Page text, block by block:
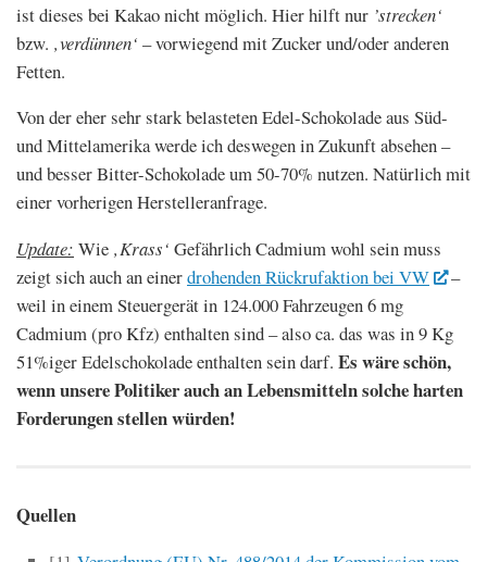
ist dieses bei Kakao nicht möglich. Hier hilft nur ’strecken‘
bzw. ‚verdünnen‘ – vorwiegend mit Zucker und/oder anderen
Fetten.
Von der eher sehr stark belasteten Edel-Schokolade aus Süd-
und Mittelamerika werde ich deswegen in Zukunft absehen –
und besser Bitter-Schokolade um 50-70% nutzen. Natürlich mit
einer vorherigen Herstelleranfrage.
Update: Wie ‚Krass‘ Gefährlich Cadmium wohl sein muss
zeigt sich auch an einerdrohenden Rückrufaktion bei VW
–
weil in einem Steuergerät in 124.000 Fahrzeugen 6 mg
Cadmium (pro Kfz) enthalten sind – also ca. das was in 9 Kg
51%iger Edelschokolade enthalten sein darf. Es wäre schön,
wenn unsere Politiker auch an Lebensmitteln solche harten
Forderungen stellen würden!
Quellen